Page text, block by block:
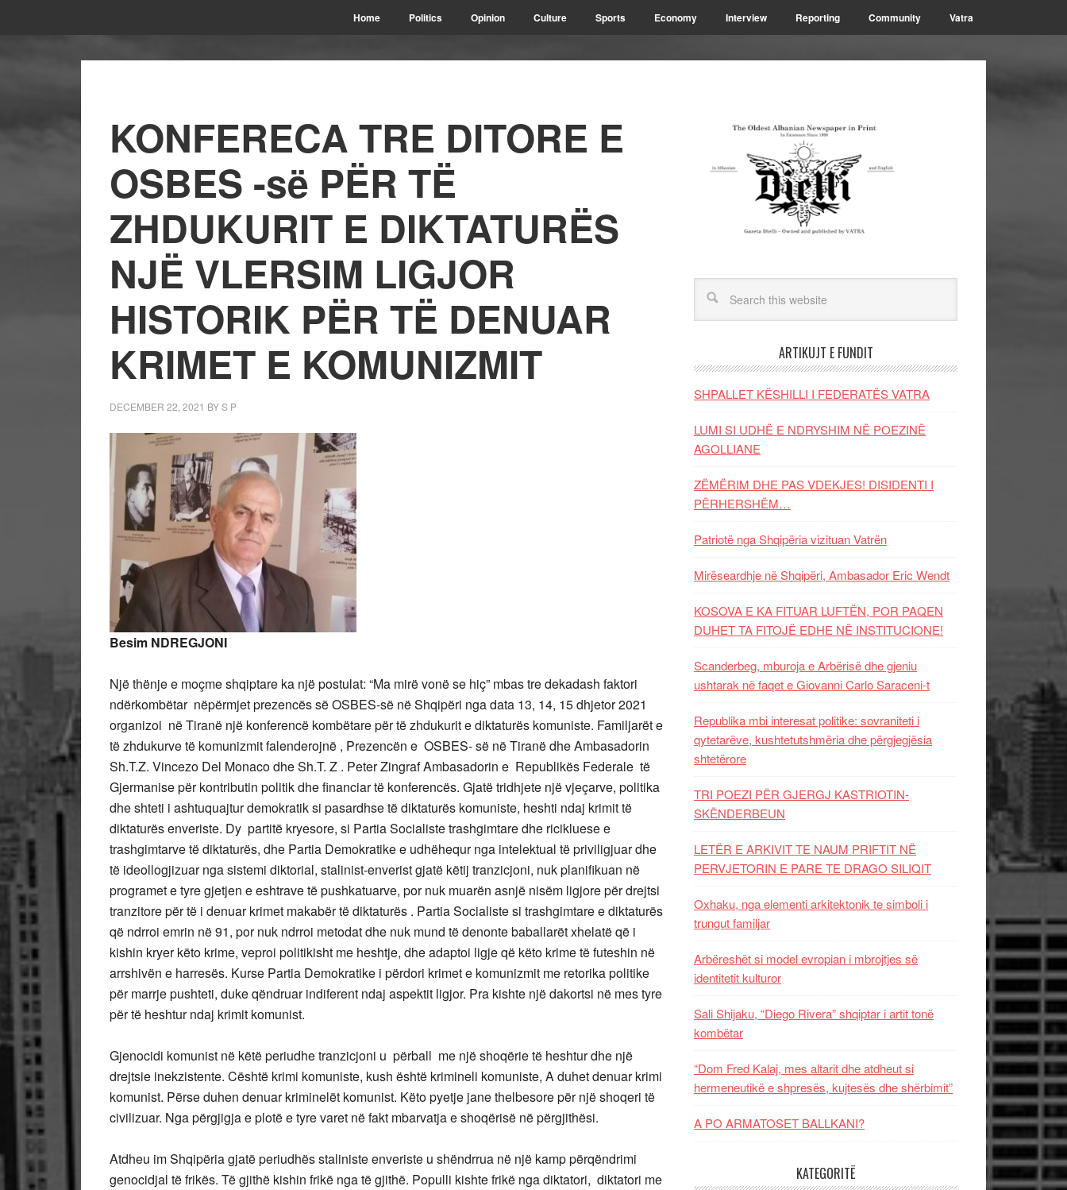
Home Politics Opinion Culture Sports Economy Interview Reporting Community Vatra
KONFERECA TRE DITORE E
OSBES -së PËR TË
ZHDUKURIT E DIKTATURËS
NJË VLERSIM LIGJOR
HISTORIK PËR TË DENUAR
KRIMET E KOMUNIZMIT
DECEMBER 22, 2021 BYS P
Besim NDREGJONI
Një thënje e moçme shqiptare ka një postulat: “Ma mirë vonë se hiç” mbas tre dekadash faktori
ndërkombëtar nëpërmjet prezencës së OSBES-së në Shqipëri nga data 13, 14, 15 dhjetor 2021
organizoi në Tiranë një konferencë kombëtare për të zhdukurit e diktaturës komuniste. Familjarët e
të zhdukurve të komunizmit falenderojnë , Prezencën e OSBES- së në Tiranë dhe Ambasadorin
Sh.T.Z. Vincezo Del Monaco dhe Sh.T. Z . Peter Zingraf Ambasadorin e Republikës Federale të
Gjermanise për kontributin politik dhe financiar të konferencës. Gjatë tridhjete një vjeçarve, politika
dhe shteti i ashtuquajtur demokratik si pasardhse të diktaturës komuniste, heshti ndaj krimit të
diktaturës enveriste. Dy partitë kryesore, si Partia Socialiste trashgimtare dhe ricikluese e
trashgimtarve të diktaturës, dhe Partia Demokratike e udhëhequr nga intelektual të priviligjuar dhe
të ideollogjizuar nga sistemi diktorial, stalinist-enverist gjatë këtij tranzicjoni, nuk planifikuan në
programet e tyre gjetjen e eshtrave të pushkatuarve, por nuk muarën asnjë nisëm ligjore për drejtsi
tranzitore për të i denuar krimet makabër të diktaturës . Partia Socialiste si trashgimtare e diktaturës
që ndrroi emrin në 91, por nuk ndrroi metodat dhe nuk mund të denonte baballarët xhelatë që i
kishin kryer këto krime, veproi politikisht me heshtje, dhe adaptoi ligje që këto krime të futeshin në
arrshivën e harresës. Kurse Partia Demokratike i përdori krimet e komunizmit me retorika politike
për marrje pushteti, duke qëndruar indiferent ndaj aspektit ligjor. Pra kishte një dakortsi në mes tyre
për të heshtur ndaj krimit komunist.
Gjenocidi komunist në këtë periudhe tranzicjoni u përball me një shoqërie të heshtur dhe një
drejtsie inekzistente. Cështë krimi komuniste, kush është krimineli komuniste, A duhet denuar krimi
komunist. Përse duhen denuar kriminelët komunist. Këto pyetje jane thelbesore për një shoqeri të
civilizuar. Nga përgjigja e plotë e tyre varet në fakt mbarvatja e shoqërisë në përgjithësi.
Atdheu im Shqipëria gjatë periudhës staliniste enveriste u shëndrrua në një kamp përqëndrimi
genocidjal të frikës. Të gjithë kishin frikë nga të gjithë. Populli kishte frikë nga diktatori, diktatori me
ARTIKUJT E FUNDIT
SHPALLET KËSHILLI I FEDERATËS VATRA
LUMI SI UDHË E NDRYSHIM NË POEZINË
AGOLLIANE
ZËMËRIM DHE PAS VDEKJES! DISIDENTI I
PËRHERSHËM…
Patriotë nga Shqipëria vizituan Vatrën
Mirëseardhje në Shqipëri, Ambasador Eric Wendt
KOSOVA E KA FITUAR LUFTËN, POR PAQEN
DUHET TA FITOJË EDHE NË INSTITUCIONE!
Scanderbeg, mburoja e Arbërisë dhe gjeniu
ushtarak në faqet e Giovanni Carlo Saraceni-t
Republika mbi interesat politike: sovraniteti i
qytetarëve, kushtetutshmëria dhe përgjegjësia
shtetërore
TRI POEZI PËR GJERGJ KASTRIOTIN-
SKËNDERBEUN
LETËR E ARKIVIT TE NAUM PRIFTIT NË
PERVJETORIN E PARE TE DRAGO SILIQIT
Oxhaku, nga elementi arkitektonik te simboli i
trungut familjar
Arbëreshët si model evropian i mbrojtjes së
identitetit kulturor
Sali Shijaku, “Diego Rivera” shqiptar i artit tonë
kombëtar
“Dom Fred Kalaj, mes altarit dhe atdheut si
hermeneutikë e shpresës, kujtesës dhe shërbimit”
A PO ARMATOSET BALLKANI?
KATEGORITË